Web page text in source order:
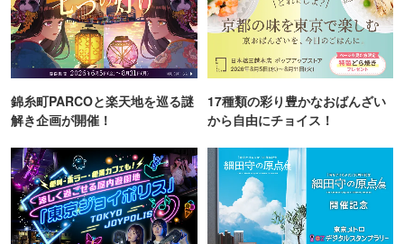
錦糸町PARCOと楽天地を巡る謎
解き企画が開催！
17種類の彩り豊かなおばんざい
から自由にチョイス！